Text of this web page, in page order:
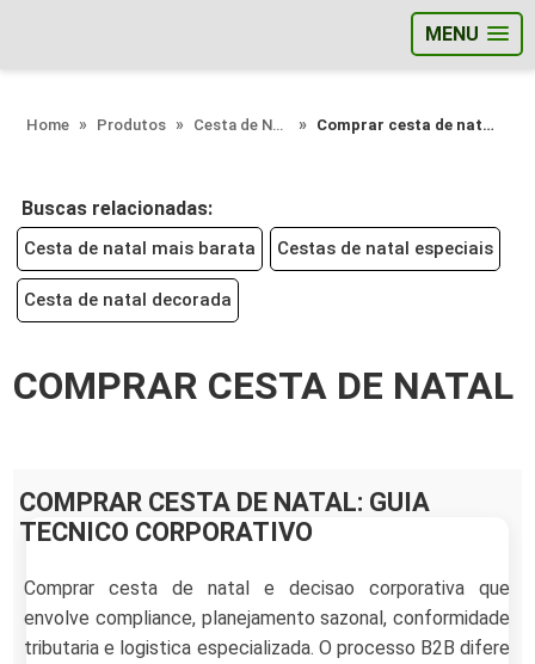
MENU
Home Produtos Cesta de Natal - Categoria Comprar cesta de natal
Buscas relacionadas:
Cesta de natal mais barata Cestas de natal especiais
Cesta de natal decorada
COMPRAR CESTA DE NATAL
COMPRAR CESTA DE NATAL: GUIA
TECNICO CORPORATIVO
Comprar cesta de natal e decisao corporativa que
envolve compliance, planejamento sazonal, conformidade
tributaria e logistica especializada. O processo B2B difere